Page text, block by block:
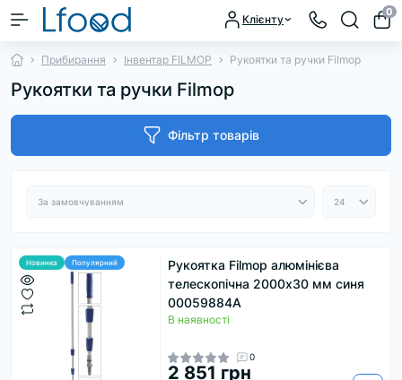
Клієнту
0
Прибирання Інвентар FILMOP Рукоятки та ручки Filmop
Рукоятки та ручки Filmop
Фільтр товарів
Новинка Популярний
Рукоятка Filmop алюмінієва
телескопічна 2000х30 мм синя
00059884A
В наявності
0
2 851 грн